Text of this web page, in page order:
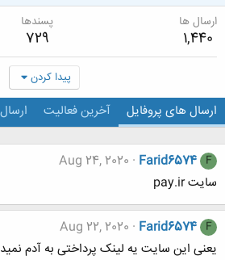
ارسال ها
1,440
پسندها
729
پیدا کردن
ارسال های پروفایل آخرین فعالیت
F
Farid6574
Aug 24, 2020
سایت pay.ir
F
Farid6574
Aug 22, 2020
یعنی این سایت یه لینک پرداختی به آدم